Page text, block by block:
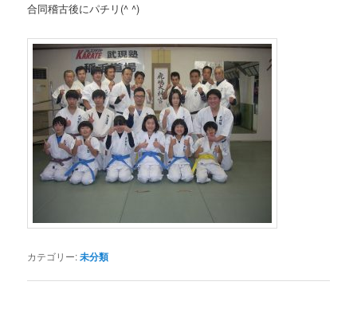
合同稽古後にパチリ(^ ^)
カテゴリー:未分類